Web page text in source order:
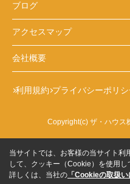
ブログ
アクセスマップ
会社概要
利用規約 プライバシーポリシ
Copyright(c) ザ・ハウス
当サイトでは、お客様の当サイト利
して、クッキー（Cookie）を使用し
詳しくは、当社の 「Cookieの取扱い